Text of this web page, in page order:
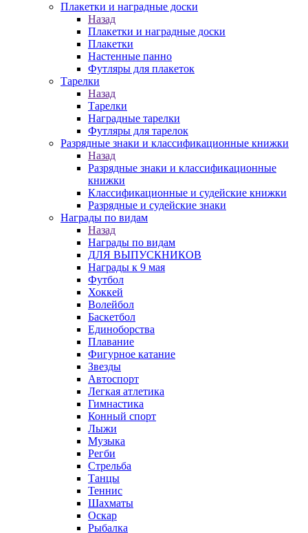
Плакетки и наградные доски
Назад
Плакетки и наградные доски
Плакетки
Настенные панно
Футляры для плакеток
Тарелки
Назад
Тарелки
Наградные тарелки
Футляры для тарелок
Разрядные знаки и классификационные книжки
Назад
Разрядные знаки и классификационные
книжки
Классификационные и судейские книжки
Разрядные и судейские знаки
Награды по видам
Назад
Награды по видам
ДЛЯ ВЫПУСКНИКОВ
Награды к 9 мая
Футбол
Хоккей
Волейбол
Баскетбол
Единоборства
Плавание
Фигурное катание
Звезды
Автоспорт
Легкая атлетика
Гимнастика
Конный спорт
Лыжи
Музыка
Регби
Стрельба
Танцы
Теннис
Шахматы
Оскар
Рыбалка